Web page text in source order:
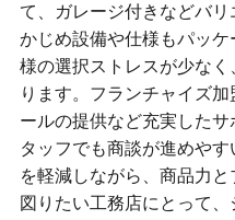
て、ガレージ付きなどバ
かじめ設備や仕様もパッ
様の選択ストレスが少な
ります。フランチャイズ
ールの提供など充実した
タッフでも商談が進めや
を軽減しながら、商品力
図りたい工務店にとって